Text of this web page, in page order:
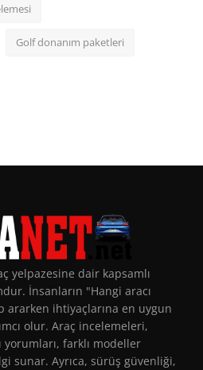
Golf donanım paketleri
yelpazesine dair kapsamlı
İnsanların "Hangi aracı
ararken ihtiyaçlarına en uygun
olur. Araç incelemeleri,
yorumları, farklı modeller
sunar. Ayrıca, sürüş güvenliği,